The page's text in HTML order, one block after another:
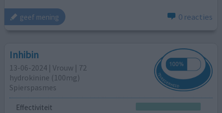
geef mening 0 reacties
Inhibin
13-06-2024 | Vrouw | 72
hydrokinine (100mg)
Spierspasmes
Effectiviteit